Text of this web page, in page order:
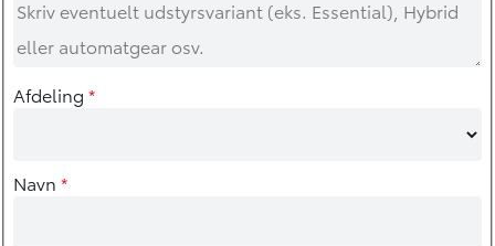
Afdeling *
Navn *